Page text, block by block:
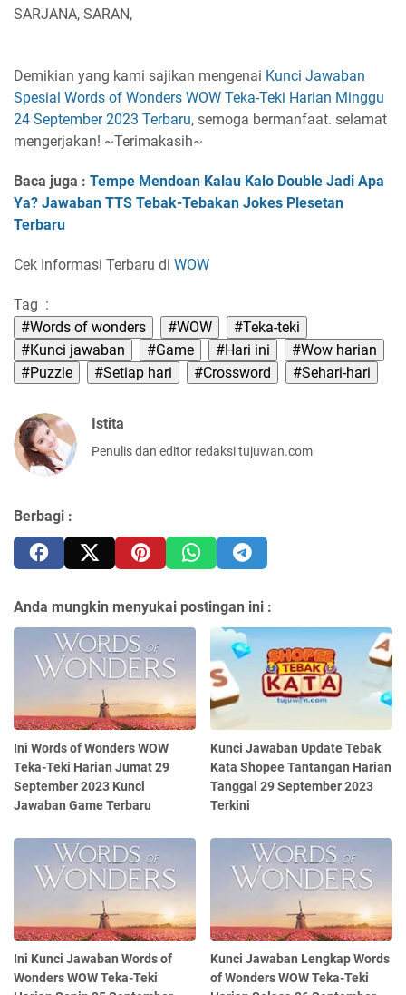
SARJANA, SARAN,
Demikian yang kami sajikan mengenai Kunci Jawaban
Spesial Words of Wonders WOW Teka-Teki Harian Minggu
24 September 2023 Terbaru, semoga bermanfaat. selamat
mengerjakan! ~Terimakasih~
Baca juga : Tempe Mendoan Kalau Kalo Double Jadi Apa
Ya? Jawaban TTS Tebak-Tebakan Jokes Plesetan
Terbaru
Cek Informasi Terbaru di WOW
Tag :
#Words of wonders
#WOW
#Teka-teki
#Kunci jawaban
#Game #Hari ini
#Wow harian
#Puzzle
#Setiap hari #Crossword #Sehari-hari
Istita
Penulis dan editor redaksi tujuwan.com
Berbagi :
Anda mungkin menyukai postingan ini :
Ini Words of Wonders WOW
Teka-Teki Harian Jumat 29
September 2023 Kunci
Jawaban Game Terbaru
Kunci Jawaban Update Tebak
Kata Shopee Tantangan Harian
Tanggal 29 September 2023
Terkini
Ini Kunci Jawaban Words of
Wonders WOW Teka-Teki
Kunci Jawaban Lengkap Words
of Wonders WOW Teka-Teki